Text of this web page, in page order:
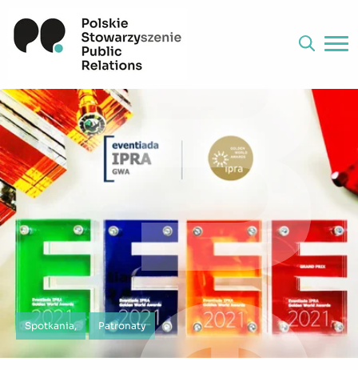
Spotkania, Patronaty